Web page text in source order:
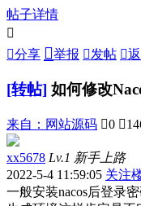
帖子详情

分享 举报 发帖 
[转帖] 如何修改
来自： 网站源码 0 
xx5678 Lv.1 新手上路
2022-5-4 11:59:05 关注
一般安装nacos后登录